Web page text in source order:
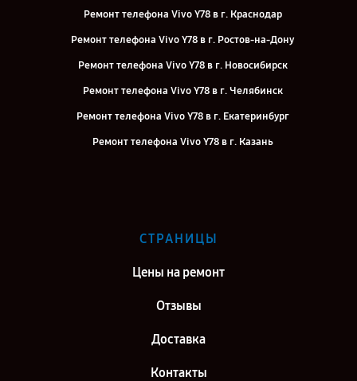
Ремонт телефона Vivo Y78 в г. Краснодар
Ремонт телефона Vivo Y78 в г. Ростов-на-Дону
Ремонт телефона Vivo Y78 в г. Новосибирск
Ремонт телефона Vivo Y78 в г. Челябинск
Ремонт телефона Vivo Y78 в г. Екатеринбург
Ремонт телефона Vivo Y78 в г. Казань
Ремонт телефона Vivo Y78 в г. Киров
СТРАНИЦЫ
Цены на ремонт
Отзывы
Доставка
Контакты